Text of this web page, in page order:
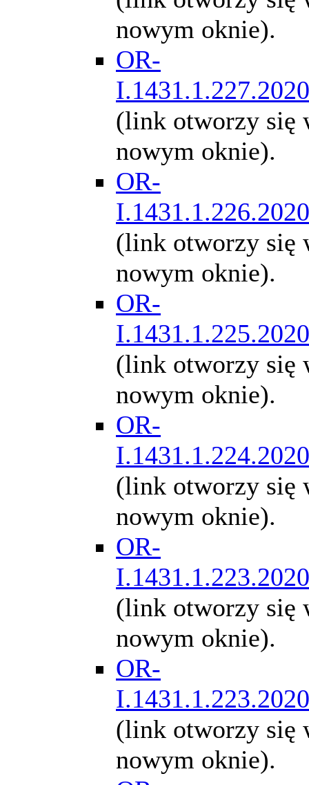
nowym oknie).
OR-
I.1431.1.227.2020
(link otworzy się
nowym oknie).
OR-
I.1431.1.226.2020
(link otworzy się
nowym oknie).
OR-
I.1431.1.225.2020
(link otworzy się
nowym oknie).
OR-
I.1431.1.224.2020
(link otworzy się
nowym oknie).
OR-
I.1431.1.223.2020
(link otworzy się
nowym oknie).
OR-
I.1431.1.223.2020
(link otworzy się
nowym oknie).